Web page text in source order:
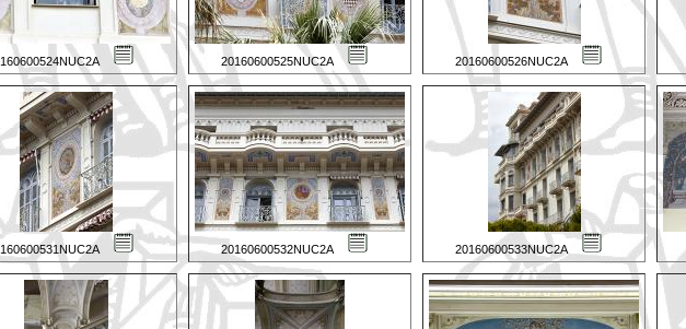
20160600525NUC2A 20160600526NUC2A
20160600532NUC2A 20160600533NUC2A